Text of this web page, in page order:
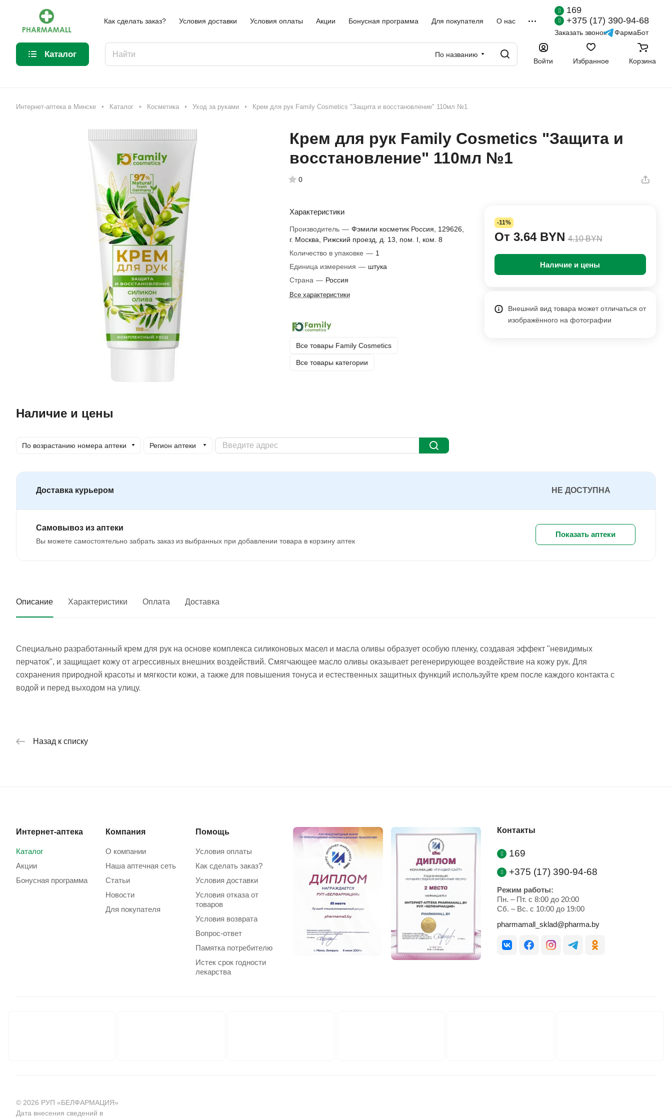
Как сделать заказ? Условия доставки Условия оплаты Акции Бонусная программа Для покупателя О нас
169
+375 (17) 390-94-68
Заказать звонок ФармаБот
Каталог
По названию
Войти
Избранное Корзина
Интернет-аптека в Минске Каталог Косметика Уход за руками Крем для рук Family Cosmetics "Защита и восстановление" 110мл №1
Крем для рук Family Cosmetics "Защита и
восстановление" 110мл №1
0
Характеристики
Производитель — Фэмили косметик Россия, 129626,
г. Москва, Рижский проезд, д. 13, пом. I, ком. 8
Количество в упаковке — 1
Единица измерения — штука
Страна — Россия
Все характеристики
Все товары Family Cosmetics
Все товары категории
-11%
От 3.64 BYN 4.10 BYN
Наличие и цены
Внешний вид товара может отличаться от
изображённого на фотографии
Наличие и цены
По возрастанию номера аптеки Регион аптеки
Доставка курьером НЕ ДОСТУПНА
Самовывоз из аптеки
Вы можете самостоятельно забрать заказ из выбранных при добавлении товара в корзину аптек
Показать аптеки
Описание Характеристики Оплата Доставка
Специально разработанный крем для рук на основе комплекса силиконовых масел и масла оливы образует особую пленку, создавая эффект "невидимых
перчаток", и защищает кожу от агрессивных внешних воздействий. Смягчающее масло оливы оказывает регенерирующее воздействие на кожу рук. Для
сохранения природной красоты и мягкости кожи, а также для повышения тонуса и естественных защитных функций используйте крем после каждого контакта с
водой и перед выходом на улицу.
Назад к списку
Интернет-аптека
Каталог
Акции
Бонусная программа
Компания
О компании
Наша аптечная сеть
Статьи
Новости
Для покупателя
Помощь
Условия оплаты
Как сделать заказ?
Условия доставки
Условия отказа от
товаров
Условия возврата
Вопрос-ответ
Памятка потребителю
Истек срок годности
лекарства
Контакты
169
+375 (17) 390-94-68
Режим работы:
Пн. – Пт. с 8:00 до 20:00
Cб. – Вс. с 10:00 до 19:00
pharmamall_sklad@pharma.by
© 2026 РУП «БЕЛФАРМАЦИЯ»
Дата внесения сведений в